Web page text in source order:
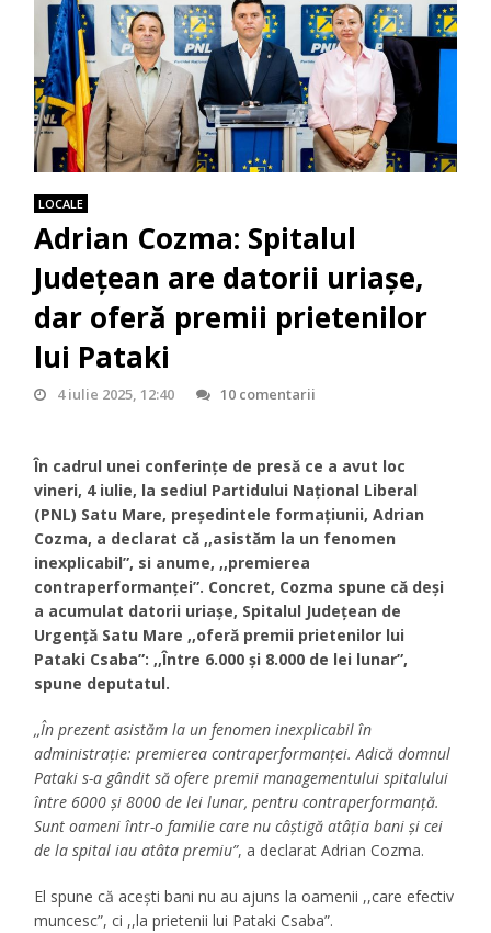
LOCALE
Adrian Cozma: Spitalul
Județean are datorii uriașe,
dar oferă premii prietenilor
lui Pataki
4 iulie 2025, 12:40 10 comentarii
În cadrul unei conferințe de presă ce a avut loc
vineri, 4 iulie, la sediul Partidului Național Liberal
(PNL) Satu Mare, președintele formațiunii, Adrian
Cozma, a declarat că ,,asistăm la un fenomen
inexplicabil”, si anume, ,,premierea
contraperformanței”. Concret, Cozma spune că deși
a acumulat datorii uriașe, Spitalul Județean de
Urgență Satu Mare ,,oferă premii prietenilor lui
Pataki Csaba”: ,,Între 6.000 și 8.000 de lei lunar”,
spune deputatul.
,,În prezent asistăm la un fenomen inexplicabil în
administrație: premierea contraperformanței. Adică domnul
Pataki s-a gândit să ofere premii managementului spitalului
între 6000 și 8000 de lei lunar, pentru contraperformanță.
Sunt oameni într-o familie care nu câștigă atâția bani și cei
de la spital iau atâta premiu”, a declarat Adrian Cozma.
El spune că acești bani nu au ajuns la oamenii ,,care efectiv
muncesc”, ci ,,la prietenii lui Pataki Csaba”.